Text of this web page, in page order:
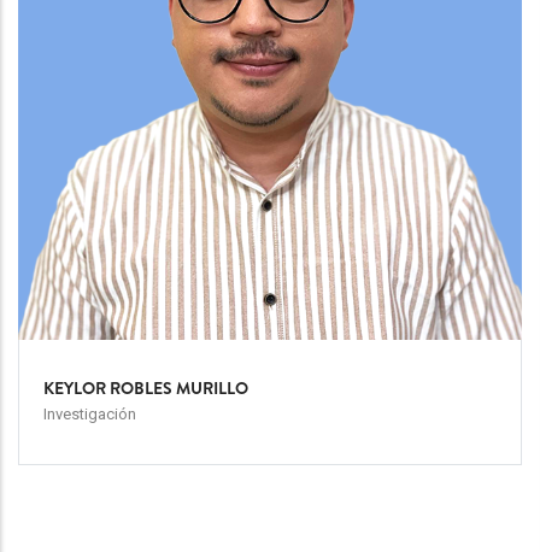
KEYLOR ROBLES MURILLO
Investigación